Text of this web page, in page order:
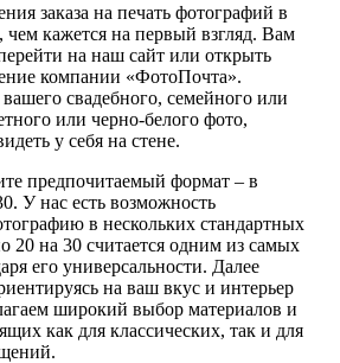
заказа на печать фотографий в
кажется на первый взгляд. Вам
на наш сайт или открыть
компании «ФотоПочта».
свадебного, семейного или
или черно-белого фото,
у себя на стене.
предпочитаемый формат – в
У нас есть возможность
в нескольких стандартных
20 на 30 считается одним из самых
его универсальности. Далее
на ваш вкус и интерьер
широкий выбор материалов и
как для классических, так и для